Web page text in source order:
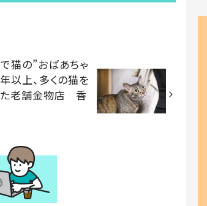
猫の”おばあちゃ
上、多くの猫を
た老舗金物店 香